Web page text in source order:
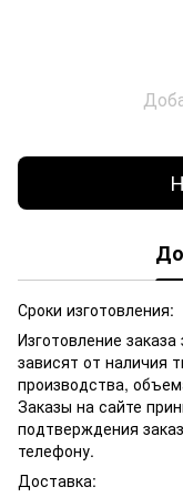
Сроки изготовления:
Изготовление
зависят от наличия
производства,
Заказы на сайте
подтверждения
телефону.
Доставка: